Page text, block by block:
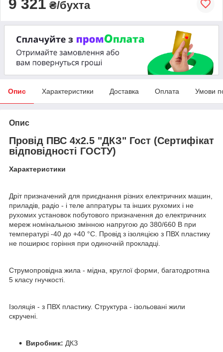
9 321 ₴/бухта
Опис Характеристики Доставка Оплата Умови
Опис
Провід ПВС 4х2.5 "ДКЗ" Гост (Сертифікат
відповідності ГОСТУ)
Характеристики
Дріт призначений для приєднання різних електричних машин,
приладів, радіо - і теле аппратуры та інших рухомих і не
рухомих установок побутового призначення до електричних
мереж номінальною змінною напругою до 380/660 В при
температурі -40 до +40 °С. Провід з ізоляцією з ПВХ пластику
не поширює горіння при одиночній прокладці.
Струмопровідна жила - мідна, круглої форми, багатодротяна
5 класу гнучкості.
Ізоляція - з ПВХ пластику. Структура - ізольовані жили
скручені.
Виробник: ДКЗ